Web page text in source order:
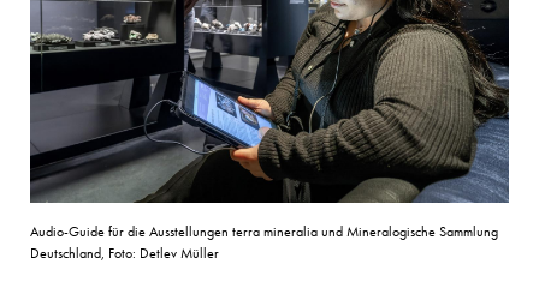
Audio-Guide für die Ausstellungen terra mineralia und Mineralogische Sammlung
Deutschland, Foto: Detlev Müller